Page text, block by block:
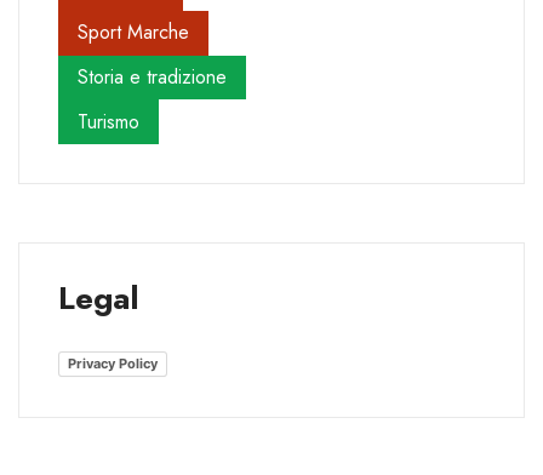
Sport Marche
Storia e tradizione
Turismo
Legal
Privacy Policy